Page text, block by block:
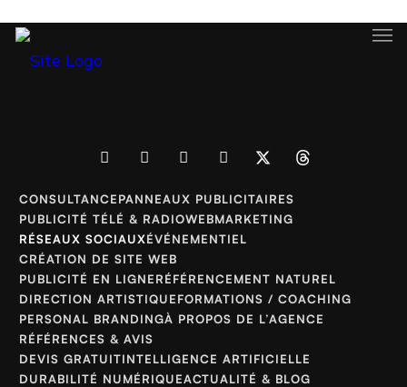
CONSULTANCEPANNEAUX PUBLICITAIRES
PUBLICITÉ TÉLÉ & RADIOWEBMARKETING
RÉSEAUX SOCIAUXÉVÉNEMENTIEL
CRÉATION DE SITE WEB
PUBLICITÉ EN LIGNERÉFÉRENCEMENT NATUREL
DIRECTION ARTISTIQUEFORMATIONS / COACHING
PERSONAL BRANDINGÀ PROPOS DE L’AGENCE
RÉFÉRENCES & AVIS
DEVIS GRATUITINTELLIGENCE ARTIFICIELLE
DURABILITÉ NUMÉRIQUEACTUALITÉ & BLOG